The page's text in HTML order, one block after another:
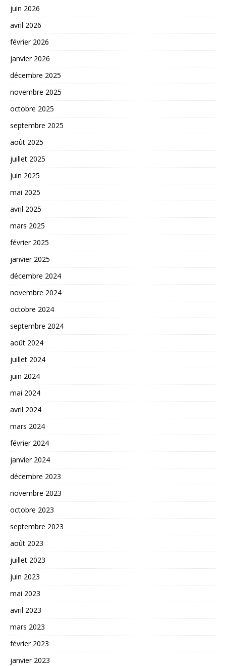
juin 2026
avril 2026
février 2026
janvier 2026
décembre 2025
novembre 2025
octobre 2025
septembre 2025
août 2025
juillet 2025
juin 2025
mai 2025
avril 2025
mars 2025
février 2025
janvier 2025
décembre 2024
novembre 2024
octobre 2024
septembre 2024
août 2024
juillet 2024
juin 2024
mai 2024
avril 2024
mars 2024
février 2024
janvier 2024
décembre 2023
novembre 2023
octobre 2023
septembre 2023
août 2023
juillet 2023
juin 2023
mai 2023
avril 2023
mars 2023
février 2023
janvier 2023